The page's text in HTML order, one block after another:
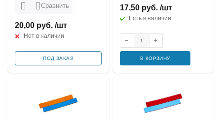
Сравнить
20,00 руб. /шт
Нет в наличии
ПОД ЗАКАЗ
17,50 руб. /шт
Есть в наличии
В КОРЗИНУ